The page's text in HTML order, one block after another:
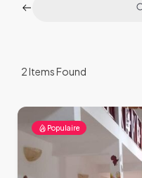
2Items Found
Populaire